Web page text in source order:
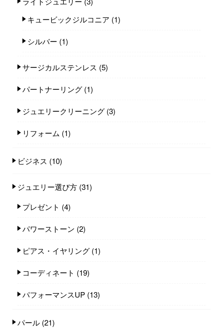
キュービックジルコニア (1)
シルバー (1)
サージカルステンレス (5)
パートナーリング (1)
ジュエリークリーニング (3)
リフォーム (1)
ビジネス (10)
ジュエリー選び方 (31)
プレゼント (4)
パワーストーン (2)
ピアス・イヤリング (1)
コーディネート (19)
パフォーマンスUP (13)
パール (21)